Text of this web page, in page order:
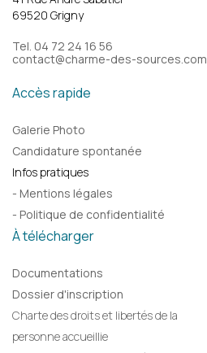
69520 Grigny
Tel. 04 72 24 16 56
contact@charme-des-sources.com
Accès rapide
Galerie Photo
Candidature spontanée
Infos pratiques
- Mentions légales
- Politique de confidentialité
À télécharger
Documentations
Dossier d'inscription
Charte des droits et libertés de la
personne accueillie